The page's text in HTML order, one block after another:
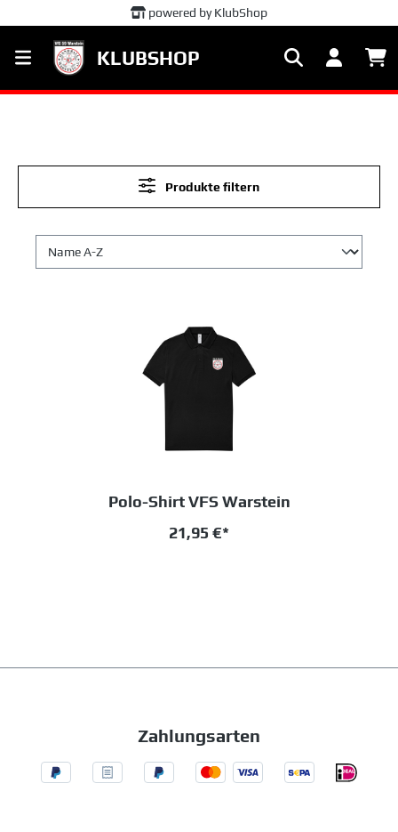
powered by KlubShop
KLUBSHOP
Produkte filtern
Polo-Shirt VFS Warstein
21,95 €*
Zahlungsarten